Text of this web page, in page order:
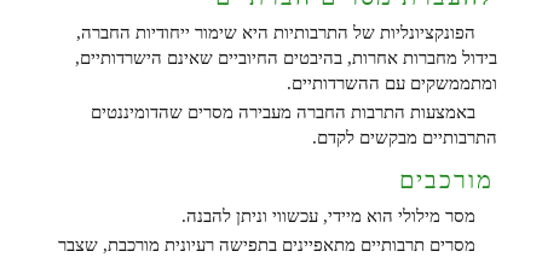
הפונקציונליות של התרבותיות היא שימור ייחודיות החברה,
בידול מחברות אחרות, בהיבטים החיוביים שאינם הישרדותיים,
ומתממשקים עם ההשרדותיים.
באמצעות התרבות החברה מעבירה מסרים שהדומיננטים
התרבותיים מבקשים לקדם.
מורכבים
מסר מילולי הוא מיידי, עכשווי וניתן להבנה.
מסרים תרבותיים מתאפיינים בתפישה רעיונית מורכבת, שצבר